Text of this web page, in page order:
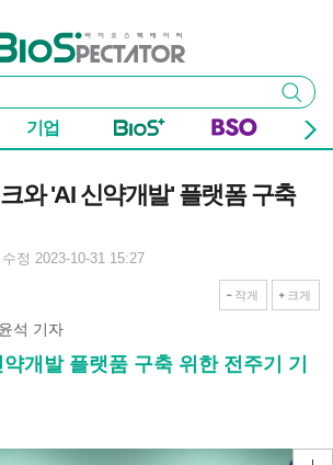
이오스펙테이터
검색
기업
와 'AI 신약개발' 플랫폼 구축
수정 2023-10-31 15:27
작게 크게
석 기자
개발 플랫품 구축 위한 전주기 기